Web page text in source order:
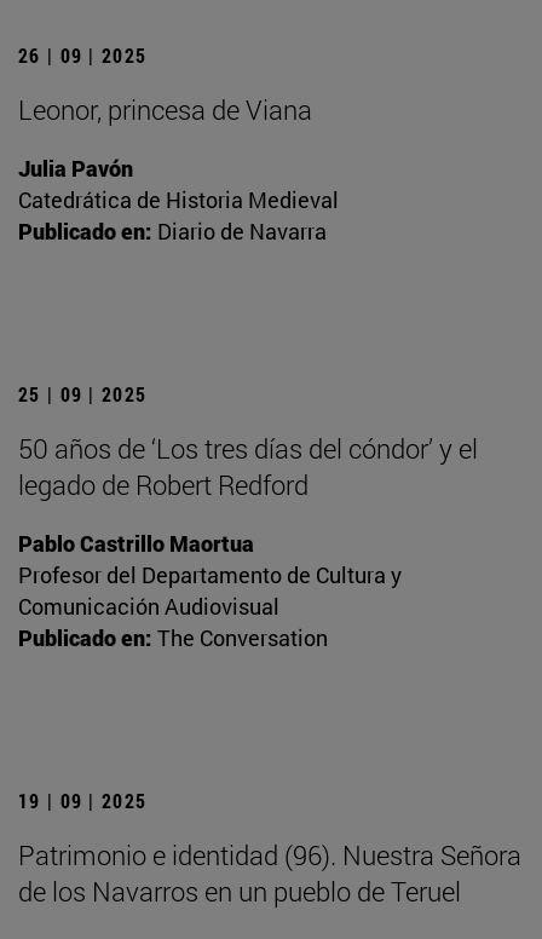
26 | 09 | 2025
Leonor, princesa de Viana
Julia Pavón
Catedrática de Historia Medieval
Publicado en: Diario de Navarra
25 | 09 | 2025
50 años de ‘Los tres días del cóndor’ y el
legado de Robert Redford
Pablo Castrillo Maortua
Profesor del Departamento de Cultura y
Comunicación Audiovisual
Publicado en: The Conversation
19 | 09 | 2025
Patrimonio e identidad (96). Nuestra Señora
de los Navarros en un pueblo de Teruel